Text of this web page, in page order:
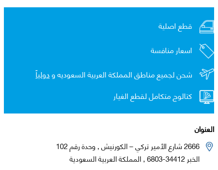
قطع اصلية
اسعار منافسة
شحن لجميع مناطق المملكة العربية السعوديه ودولياً
كتالوج متكامل لقطع الغيار
العنوان
2666 شارع الأمير تركي – الكورنيش , وحدة رقم 102
الخبر 34412-6803 , المملكة العربية السعودية